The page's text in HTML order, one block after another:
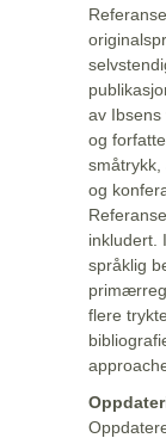
av Ibsens
og
småtrykk,
og
inkludert.
språklig
flere